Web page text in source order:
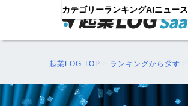
カテゴリーランキングAIニュース
起業LOG TOP ランキングから探す